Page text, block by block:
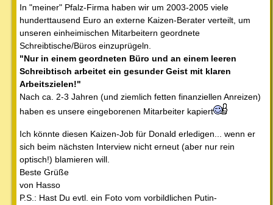
In "meiner" Pfalz-Firma haben wir um 2003-2005 viele
hunderttausend Euro an externe Kaizen-Berater verteilt, um
unseren einheimischen Mitarbeitern geordnete
Schreibtische/Büros einzuprügeln.
"Nur in einem geordneten Büro und an einem leeren
Schreibtisch arbeitet ein gesunder Geist mit klaren
Arbeitszielen!"
Nach ca. 2-3 Jahren (und ziemlich fetten finanziellen Anreizen)
haben es unsere eingeborenen Mitarbeiter kapiert
Ich könnte diesen Kaizen-Job für Donald erledigen... wenn er
sich beim nächsten Interview nicht erneut (aber nur rein
optisch!) blamieren will.
Beste Grüße
von Hasso
P.S.: Hast Du evtl. ein Foto vom vorbildlichen Putin-